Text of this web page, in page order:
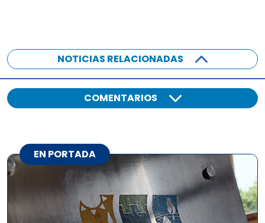
NOTICIAS RELACIONADAS
COMENTARIOS
EN PORTADA